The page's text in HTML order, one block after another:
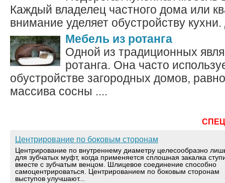
Каждый владелец частного дома или
внимание уделяет обустройству
Мебель из ротанга
Одной из традиционных
ротанга. Она часто
обустройстве загородных домов,
массива сосны ....
Центрирование по боковым сторонам
Центрирование по внутреннему диаметру целесообразно
для зубчатых муфт, когда применяется сплошная закалка
вместе с зубчатым венцом. Шлицевое соединение способно
самоцентрироваться. Центрированием по боковым сторонам
выступов улучшают...